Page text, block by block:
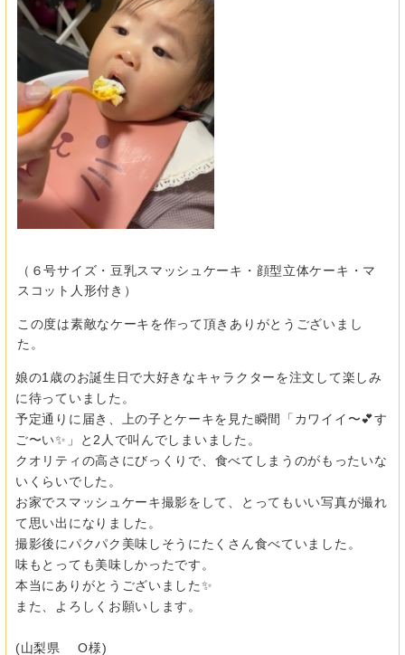
（６号サイズ・豆乳スマッシュケーキ・顔型立体ケーキ・マ
スコット人形付き）
この度は素敵なケーキを作って頂きありがとうございまし
た。
娘の1歳のお誕生日で大好きなキャラクターを注文して楽しみ
に待っていました。
予定通りに届き、上の子とケーキを見た瞬間「カワイイ〜💕す
ご〜い✨」と2人で叫んでしまいました。
クオリティの高さにびっくりで、 食べてしまうのがもったいな
いくらいでした。
お家でスマッシュケーキ撮影をして、
とってもいい写真が撮れ
て思い出になりました。
撮影後にパクパク美味しそうにたくさん食べていました。
味もとっても美味しかったです。
本当にありがとうございました✨
また、よろしくお願いします。
(山梨県 O様)